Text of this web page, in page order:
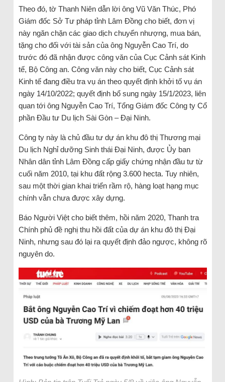
Theo đó, tờ Thanh Niên dẫn lời ông Vũ Văn Thúc, Phó
Giám đốc Sở Tư pháp tỉnh Lâm Đồng cho biết, đơn vị
này ngăn chặn các giao dịch chuyển nhượng, mua bán,
tặng cho đối với tài sản của ông Nguyễn Cao Trí, do
trước đó đã nhận được công văn của Cục Cảnh sát Kinh
tế, Bộ Công an. Công văn này cho biết, Cục Cảnh sát
Kinh tế đang điều tra vụ án theo quyết định khởi tố vụ án
ngày 14/10/2022; quyết định bổ sung ngày 15/1/2023, liên
quan tới ông Nguyễn Cao Trí, Tổng Giám đốc Công ty Cổ
phần Đầu tư Du lịch Sài Gòn – Đại Ninh.
Công ty này là chủ đầu tư dự án khu đô thị Thương mại
Du lịch Nghỉ dưỡng Sinh thái Đại Ninh, được Ủy ban
Nhân dân tỉnh Lâm Đồng cấp giấy chứng nhận đầu tư từ
cuối năm 2010, tại khu đất rộng 3.600 hecta. Tuy nhiên,
sau một thời gian khai triển rầm rộ, hàng loạt hạng mục
chính vẫn chưa được xây dựng.
Báo Người Việt cho biết thêm, hồi năm 2020, Thanh tra
Chính phủ đề nghị thu hồi đất của dự án khu đô thị Đại
Ninh, nhưng sau đó lại ra quyết định đảo ngược, không rõ
nguyên do.